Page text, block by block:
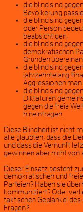
die blind sind
Bevölkerung
die blind sind
oder Person
beabsichtigen,
die blind sind
demokratischen
Gründen
die blind sind
jahrzehntelang
Aggressionen
die blind sind
Diktaturen
gegen die freie
hineintragen.
Diese Blindheit ist nicht
alle glaubten, dass die
und dass die Vernunft
gewinnen aber nicht von
Dieser Einsatz besteht
demokratischen und
Parteien? Haben sie
kommuniziert? Oder
taktischen Geplänkel
Fragen?